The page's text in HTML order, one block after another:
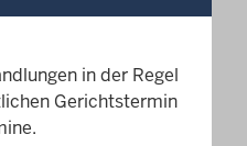
in der Regel
Gerichtstermin